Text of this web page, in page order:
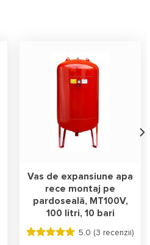
Vas de expansiune apa
rece montaj pe
pardoseală, MT100V,
100 litri, 10 bari
5.0 (3 recenzii)